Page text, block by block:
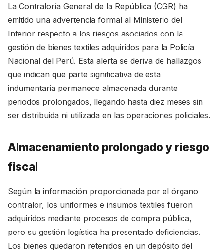
La Contraloría General de la República (CGR) ha
emitido una advertencia formal al Ministerio del
Interior respecto a los riesgos asociados con la
gestión de bienes textiles adquiridos para la Policía
Nacional del Perú. Esta alerta se deriva de hallazgos
que indican que parte significativa de esta
indumentaria permanece almacenada durante
periodos prolongados, llegando hasta diez meses sin
ser distribuida ni utilizada en las operaciones policiales.
Almacenamiento prolongado y riesgo
fiscal
Según la información proporcionada por el órgano
contralor, los uniformes e insumos textiles fueron
adquiridos mediante procesos de compra pública,
pero su gestión logística ha presentado deficiencias.
Los bienes quedaron retenidos en un depósito del